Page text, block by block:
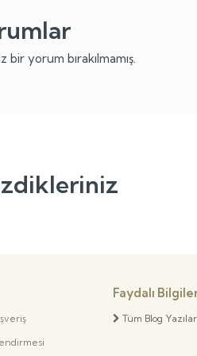
yorum bırakılmamış.
Faydalı
Tüm Blog